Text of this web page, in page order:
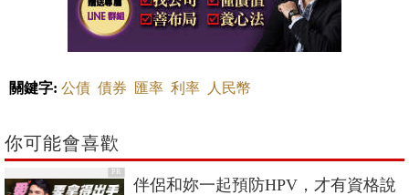
關鍵字: 公債 債券 匯率 利率 人民幣
你可能會喜歡
PR
伴侶和妳一起預防HPV，才有資格說